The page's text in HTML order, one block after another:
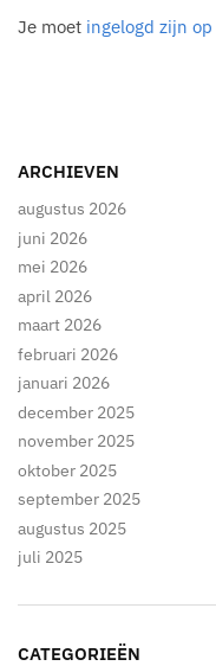
Je moet ingelogd zijn op
ARCHIEVEN
augustus 2026
juni 2026
mei 2026
april 2026
maart 2026
februari 2026
januari 2026
december 2025
november 2025
oktober 2025
september 2025
augustus 2025
juli 2025
CATEGORIEËN